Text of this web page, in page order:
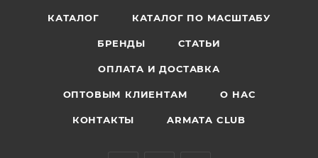
КАТАЛОГ КАТАЛОГ ПО МАСШТАБУ
БРЕНДЫ СТАТЬИ
ОПЛАТА И ДОСТАВКА
ОПТОВЫМ КЛИЕНТАМ О НАС
КОНТАКТЫ ARMATA CLUB